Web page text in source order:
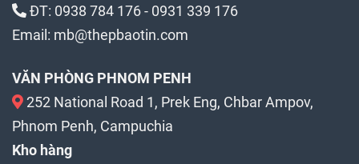
ĐT: 0938 784 176- 0931 339 176
Email: mb@thepbaotin.com
VĂN PHÒNG PHNOM PENH
252 National Road 1, Prek Eng, Chbar Ampov,
Phnom Penh, Campuchia
Kho hàng